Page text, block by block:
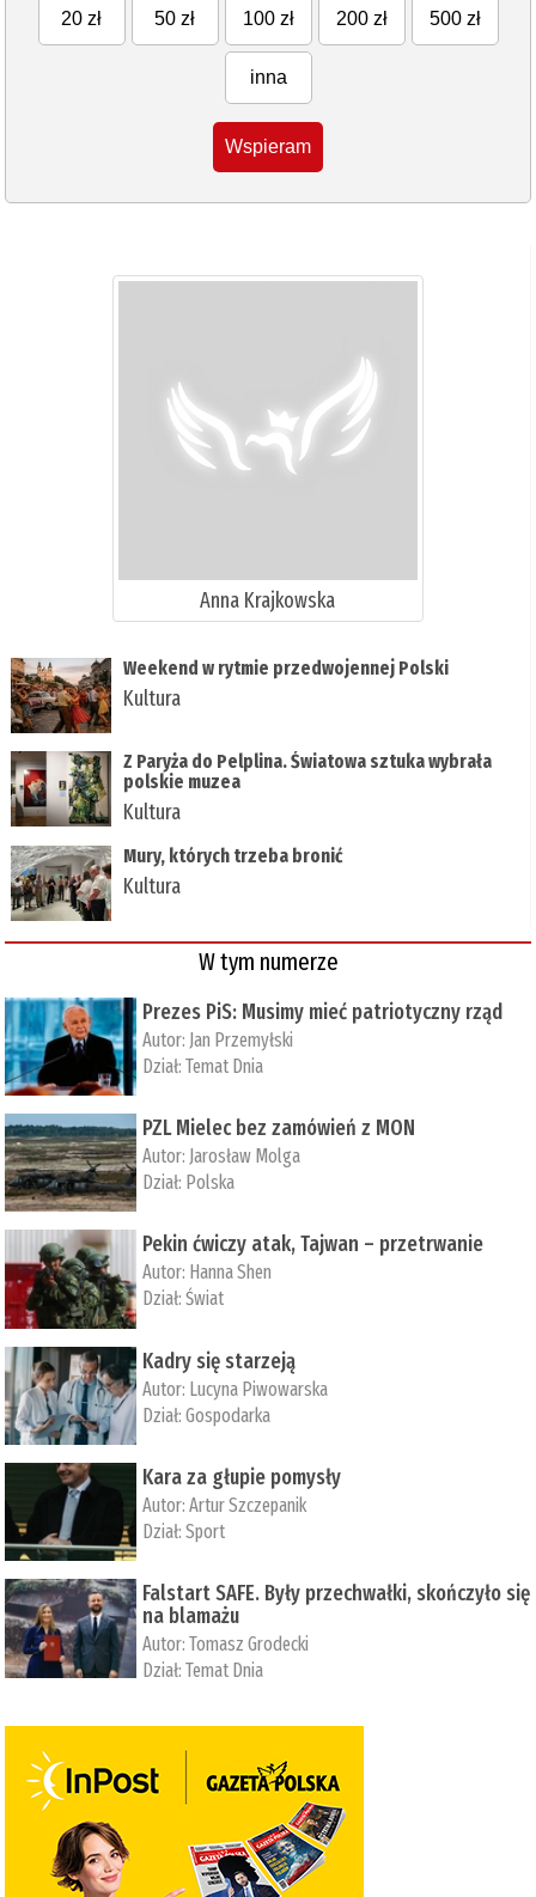
20 zł 50 zł 100 zł 200 zł 500 zł
inna
Wspieram
Anna Krajkowska
Weekend w rytmie przedwojennej Polski
Kultura
Z Paryża do Pelplina. Światowa sztuka wybrała
polskie muzea
Kultura
Mury, których trzeba bronić
Kultura
W tym numerze
Prezes PiS: Musimy mieć patriotyczny rząd
Autor: Jan Przemyłski
Dział:Temat Dnia
PZL Mielec bez zamówień z MON
Autor: Jarosław Molga
Dział: Polska
Pekin ćwiczy atak, Tajwan – przetrwanie
Autor: ­Hanna Shen
Dział:Świat
Kadry się starzeją
Autor: Lucyna Piwowarska
Dział:Gospodarka
Kara za głupie pomysły
Autor:Artur Szczepanik
Dział:Sport
Falstart SAFE. Były przechwałki, skończyło się
na blamażu
Autor:Tomasz Grodecki
Dział:Temat Dnia